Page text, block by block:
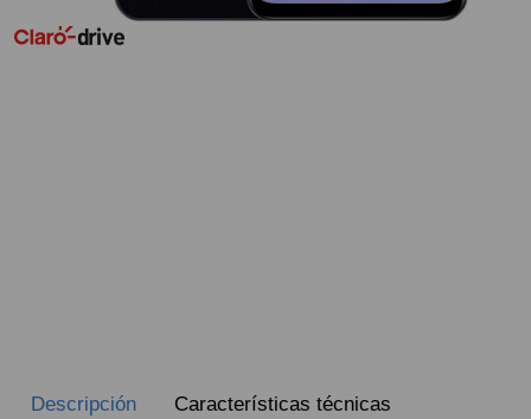
Descripción Características técnicas